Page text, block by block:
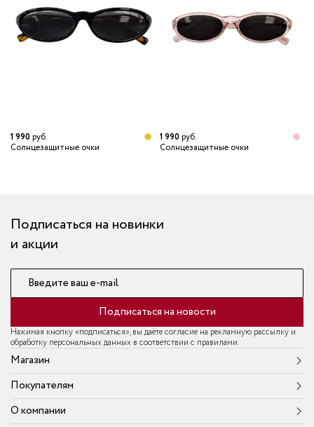
1 990руб.
Солнцезащитные очки
1 990руб.
Солнцезащитные очки
Подписаться на новинки
и акции
Введите ваш e-mail
Подписаться на новости
Нажимая кнопку «подписаться», вы даёте согласие на рекламную рассылку и
обработку персональных данных в соответствии с правилами.
Магазин
Покупателям
О компании